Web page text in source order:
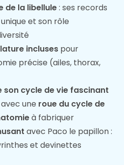
de la libellule: ses records
et son rôle
incluses pour
précise (ailes, thorax,
son cycle de vie fascinant
une roue du cycle de
à fabriquer
avec Paco le papillon :
et devinettes